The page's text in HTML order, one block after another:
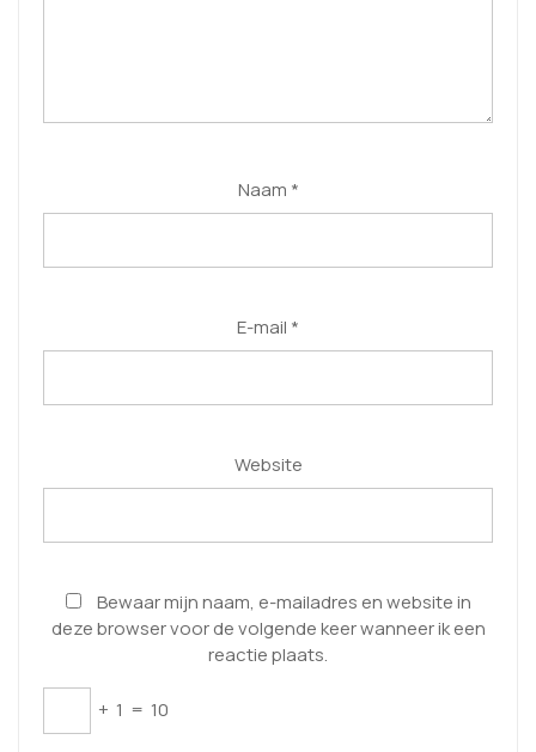
Naam *
E-mail *
Website
Bewaar mijn naam, e-mailadres en website in
deze browser voor de volgende keer wanneer ik een
reactie plaats.
+ 1 = 10